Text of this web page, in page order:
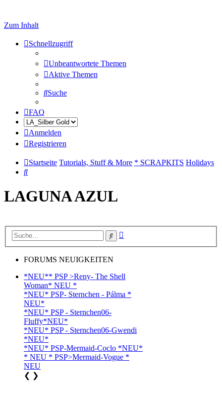
Zum Inhalt
Schnellzugriff
Unbeantwortete Themen
Aktive Themen
Suche
FAQ
Anmelden
Registrieren
Startseite Tutorials, Stuff & More * SCRAPKITS Holidays
Suche
LAGUNA AZUL
Suche
FORUMS NEUIGKEITEN
*NEU** PSP >Reny- The Shell
Woman* NEU *
*NEU* PSP- Sternchen - Pálma *
NEU*
*NEU* PSP - Sternchen06-
Fluffy*NEU*
*NEU* PSP - Sternchen06-Gwendi
*NEU*
*NEU* PSP-Mermaid-Coclo *NEU*
* NEU * PSP>Mermaid-Vogue *
NEU
❮ ❯